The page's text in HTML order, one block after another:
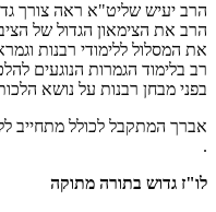
הרב יעיש שליט"א ראה צורך
הרב את הצימאון הגדול של
את המסלול ללימודי רבנות
רב בלימוד הגמרות הנוגעים
בפני מבחן רבנות על נושא
.
לו"ז גדוש בתורה מתוקה